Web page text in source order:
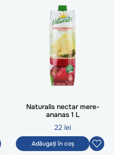
Naturalis nectar mere-
ananas 1 L
22 lei
Adăugați în coș